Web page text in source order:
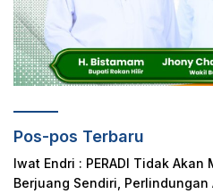
Pos-pos Terbaru
Iwat Endri : PERADI Tidak
Berjuang Sendiri,